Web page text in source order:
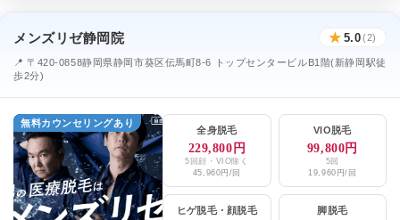
メンズリゼ静岡院 ★ 5.0(2)
📍 〒420-0858静岡県静岡市葵区伝馬町8-6 トップセンタービルB1階(新静岡駅徒
歩2分)
無料カウンセリングあり
全身脱毛
229,800円
5回顔・VIO除く
45,960円/回
VIO脱毛
99,800円
5回
19,960円/回
ヒゲ脱毛・ 顔脱毛 脚脱毛